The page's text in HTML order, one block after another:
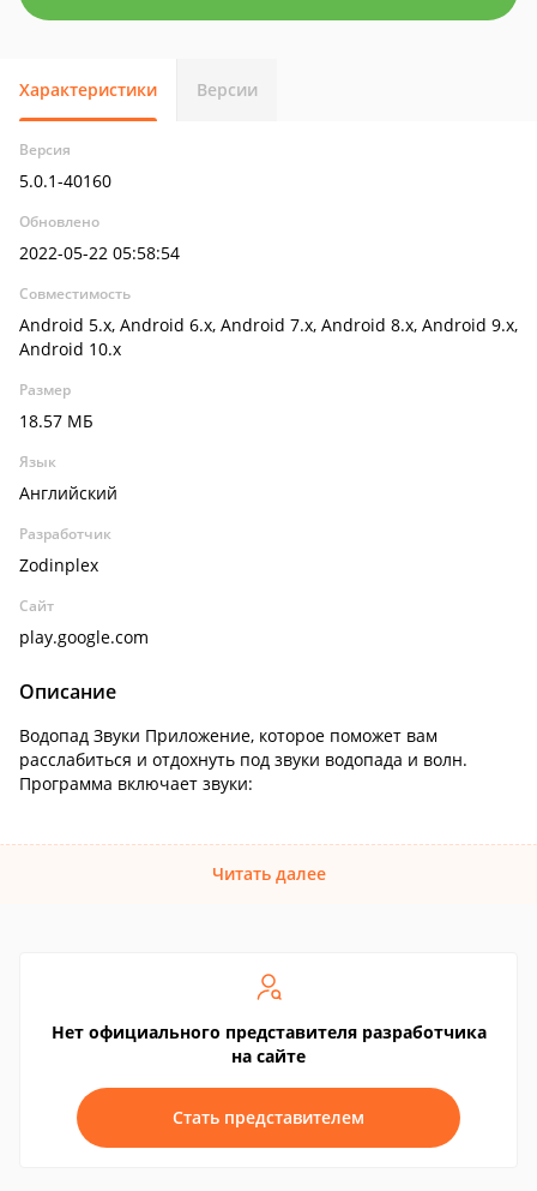
Характеристики Версии
Версия
5.0.1-40160
Обновлено
2022-05-22 05:58:54
Совместимость
Android 5.x, Android 6.x, Android 7.x, Android 8.x, Android 9.x,
Android 10.x
Размер
18.57 МБ
Язык
Английский
Разработчик
Zodinplex
Сайт
play.google.com
Описание
Водопад Звуки Приложение, которое поможет вам
расслабиться и отдохнуть под звуки водопада и волн.
Программа включает звуки:
Читать далее
Нет официального представителя разработчика
на сайте
Стать представителем